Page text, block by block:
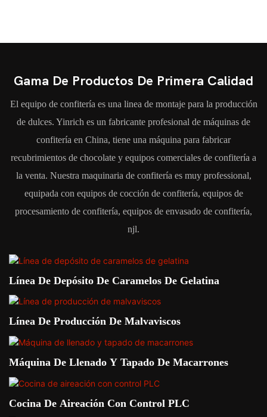
Gama De Productos De Primera Calidad
El equipo de confitería es una linea de montaje para la producción
de dulces. Yinrich es un fabricante profesional de máquinas de
confitería en China, tiene una máquina para fabricar
recubrimientos de chocolate y equipos comerciales de confitería a
la venta. Nuestra maquinaria de confitería es muy professional,
equipada con equipos de cocción de confitería, equipos de
procesamiento de confitería, equipos de envasado de confitería,
njl.
Línea De Depósito De Caramelos De Gelatina
Línea De Producción De Malvaviscos
Máquina De Llenado Y Tapado De Macarrones
Cocina De Aireación Con Control PLC